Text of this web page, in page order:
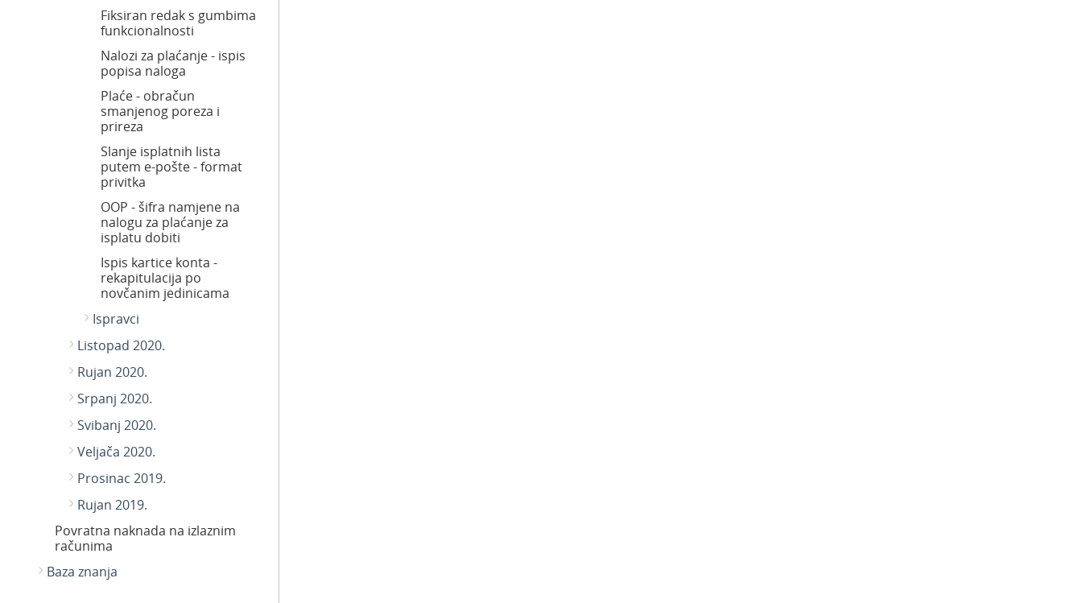
Fiksiran redak s gumbima
funkcionalnosti
Nalozi za plaćanje - ispis
popisa naloga
Plaće - obračun
smanjenog poreza i
prireza
Slanje isplatnih lista
putem e-pošte - format
privitka
OOP - šifra namjene na
nalogu za plaćanje za
isplatu dobiti
Ispis kartice konta -
rekapitulacija po
novčanim jedinicama
Ispravci
Listopad 2020.
Rujan 2020.
Srpanj 2020.
Svibanj 2020.
Veljača 2020.
Prosinac 2019.
Rujan 2019.
Povratna naknada na izlaznim
računima
Baza znanja